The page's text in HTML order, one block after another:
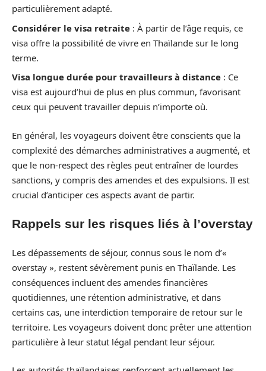
particulièrement adapté.
Considérer le visa retraite : À partir de l’âge requis, ce
visa offre la possibilité de vivre en Thaïlande sur le long
terme.
Visa longue durée pour travailleurs à distance : Ce
visa est aujourd’hui de plus en plus commun, favorisant
ceux qui peuvent travailler depuis n’importe où.
En général, les voyageurs doivent être conscients que la
complexité des démarches administratives a augmenté, et
que le non-respect des règles peut entraîner de lourdes
sanctions, y compris des amendes et des expulsions. Il est
crucial d’anticiper ces aspects avant de partir.
Rappels sur les risques liés à l’overstay
Les dépassements de séjour, connus sous le nom d’«
overstay », restent sévèrement punis en Thaïlande. Les
conséquences incluent des amendes financières
quotidiennes, une rétention administrative, et dans
certains cas, une interdiction temporaire de retour sur le
territoire. Les voyageurs doivent donc prêter une attention
particulière à leur statut légal pendant leur séjour.